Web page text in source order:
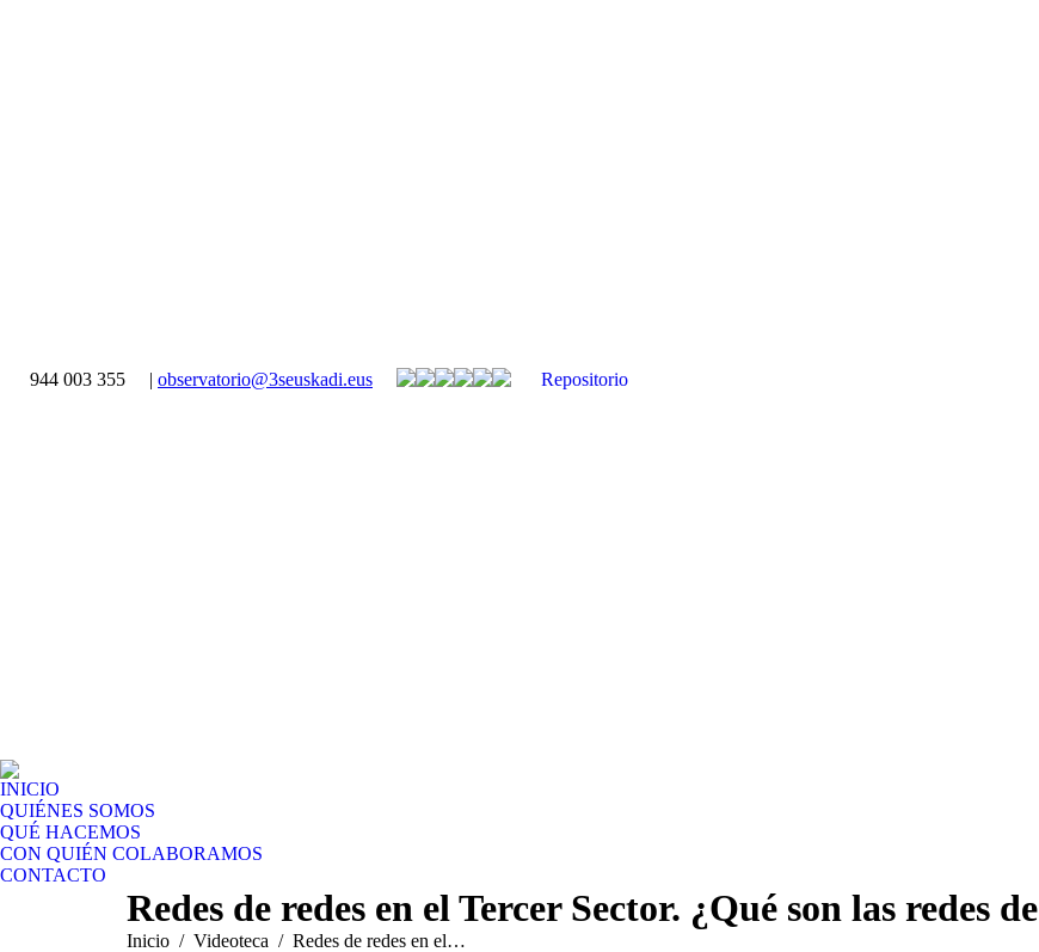
944 003 355 | observatorio@3seuskadi.eus Repositorio
INICIO
QUIÉNES SOMOS
QUÉ HACEMOS
CON QUIÉN COLABORAMOS
CONTACTO
Redes de redes en el Tercer Sector. ¿Qué son las redes
Estás aquí:
Inicio Videoteca Redes de redes en el…